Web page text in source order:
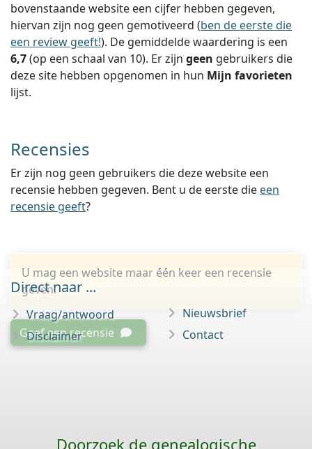
bovenstaande website een cijfer hebben gegeven,
hiervan zijn nog geen gemotiveerd (ben de eerste die
een review geeft!). De gemiddelde waardering is een
6,7(op een schaal van 10). Er zijn geen gebruikers die
deze site hebben opgenomen in hun Mijn favorieten
lijst.
Recensies
Er zijn nog geen gebruikers die deze website een
recensie hebben gegeven. Bent u de eerste die een
recensie geeft?
U mag een website maar één keer een recensie
geven.
Geef een recensie
Direct naar ...
Vraag/antwoord
Disclaimer
Nieuwsbrief
Contact
Doorzoek de genealogische